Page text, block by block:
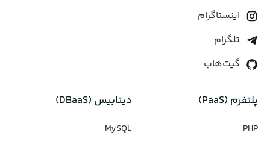
اینستاگرام
تلگرام
گیت‌هاب
پلتفرم (PaaS)
PHP
دیتابیس‌ (DBaaS)
MySQL